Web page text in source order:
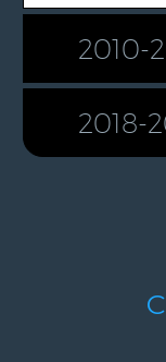
2010-
2018-